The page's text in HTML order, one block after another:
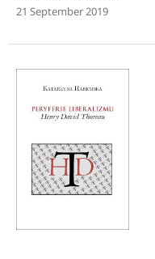
21 September 2019